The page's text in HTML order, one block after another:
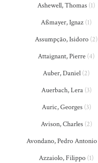
Ashewell, Thomas (1)
Aßmayer, Ignaz (1)
Assumpção, Isidoro (2)
Attaignant, Pierre (4)
Auber, Daniel (2)
Auerbach, Lera(3)
Auric, Georges(3)
Avison, Charles(2)
Avondano, Pedro Antonio
Azzaiolo, Filippo (1)